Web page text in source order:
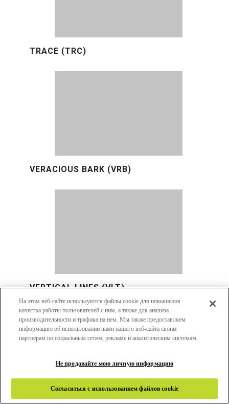
TRACE (TRC)
VERACIOUS BARK (VRB)
VERTICAL LINES (VLT)
На этом веб-сайте используются файлы cookie для повышения
качества работы пользователей с ним, а также для анализа
производительности и трафика на нем. Мы также предоставляем
информацию об использовании вами нашего веб-сайта своим
партнерам по социальным сетям, рекламе и аналитическим системам.
Не продавайте мою личную информацию
Согласиться с использованием файлов cookie